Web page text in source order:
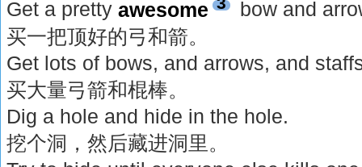
Get a prettyawesome
bow and
买一把顶好的弓和箭。
Get lots of bows, and arrows, and
买大量弓箭和棍棒。
Dig a hole and hide in the hole.
挖个洞，然后藏进洞里。